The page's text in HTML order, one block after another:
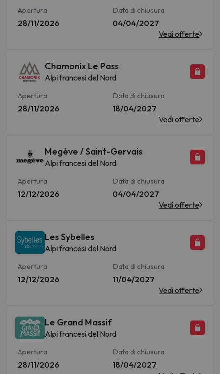
Apertura
28/11/2026
Data di chiusura
04/04/2027
Vedi offerte
Chamonix Le Pass
Alpi francesi del Nord
Apertura
28/11/2026
Data di chiusura
18/04/2027
Vedi offerte
Megève / Saint-Gervais
Alpi francesi del Nord
Apertura
12/12/2026
Data di chiusura
04/04/2027
Vedi offerte
Les Sybelles
Alpi francesi del Nord
Apertura
12/12/2026
Data di chiusura
11/04/2027
Vedi offerte
Le Grand Massif
Alpi francesi del Nord
Apertura
28/11/2026
Data di chiusura
18/04/2027